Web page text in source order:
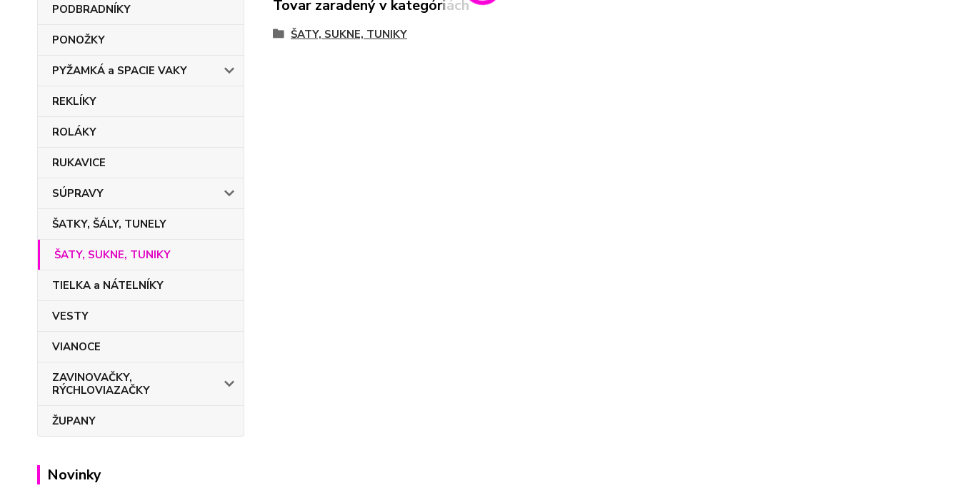
PODBRADNÍKY
PONOŽKY
PYŽAMKÁ a SPACIE VAKY
REKLÍKY
ROLÁKY
RUKAVICE
SÚPRAVY
ŠATKY, ŠÁLY, TUNELY
ŠATY, SUKNE, TUNIKY
TIELKA a NÁTELNÍKY
VESTY
VIANOCE
ZAVINOVAČKY,
RÝCHLOVIAZAČKY
ŽUPANY
Novinky
Tovar zaradený v kategóriách
ŠATY, SUKNE, TUNIKY